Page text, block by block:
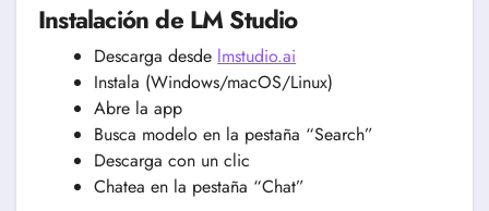
Instalación de LM Studio
Descarga desde lmstudio.ai
Instala (Windows/macOS/Linux)
Abre la app
Busca modelo en la pestaña “Search”
Descarga con un clic
Chatea en la pestaña “Chat”